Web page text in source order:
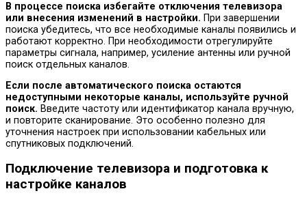
В процессе поиска избегайте отключения телевизора
или внесения изменений в настройки. При завершении
поиска убедитесь, что все необходимые каналы появились и
работают корректно. При необходимости отрегулируйте
параметры сигнала, например, усиление антенны или ручной
поиск отдельных каналов.
Если после автоматического поиска остаются
недоступными некоторые каналы, используйте ручной
поиск. Введите частоту или идентификатор канала вручную,
и повторите сканирование. Это особенно полезно для
уточнения настроек при использовании кабельных или
спутниковых подключений.
Подключение телевизора и подготовка к
настройке каналов